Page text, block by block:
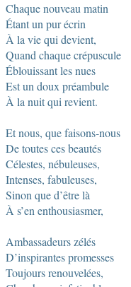
Chaque nouveau matin
Étant un pur écrin
À la vie qui devient,
Quand chaque crépuscule
Éblouissant les nues
Est un doux préambule
À la nuit qui revient.
Et nous, que faisons-nous
De toutes ces beautés
Célestes, nébuleuses,
Intenses, fabuleuses,
Sinon que d’être là
À s’en enthousiasmer,
Ambassadeurs zélés
D’inspirantes promesses
Toujours renouvelées,